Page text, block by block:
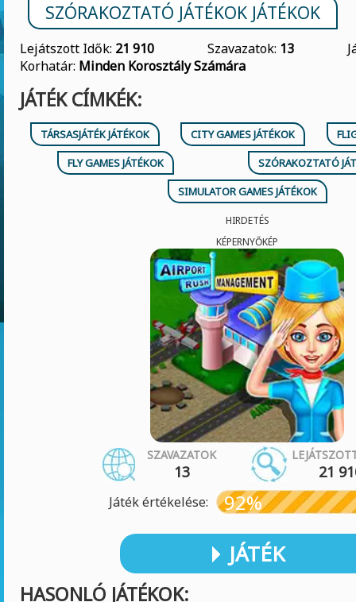
SZÓRAKOZTATÓ JÁTÉKOK JÁTÉKOK
Lejátszott Idők: 21 910 Szavazatok: 13
Korhatár: Minden Korosztály Számára
JÁTÉK CÍMKÉK:
TÁRSASJÁTÉK JÁTÉKOK CITY GAMES JÁTÉKOK
FLY GAMES JÁTÉKOK
SZÓRAKOZTATÓ
SIMULATOR GAMES JÁTÉKOK
HIRDETÉS
KÉPERNYŐKÉP
SZAVAZATOK
13 21
Játék értékelése: 92%
JÁTÉK
HASONLÓ JÁTÉKOK: